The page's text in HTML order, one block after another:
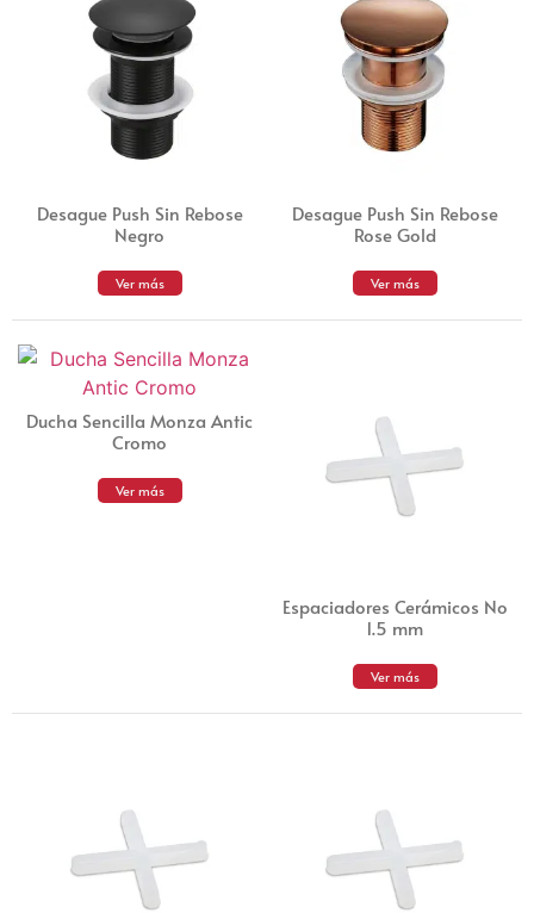
Desague Push Sin Rebose
Negro
Ver más
Desague Push Sin Rebose
Rose Gold
Ver más
Ducha Sencilla Monza Antic
Cromo
Ver más
Espaciadores Cerámicos No
1.5 mm
Ver más